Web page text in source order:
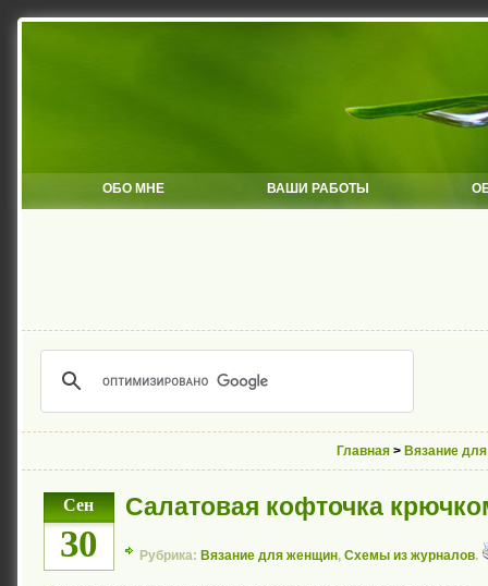
ОБО МНЕ ВАШИ РАБОТЫ
Главная > Вязание
Сен
30
Салатовая кофточка
Рубрика: Вязание для женщин, Схемы из журналов.